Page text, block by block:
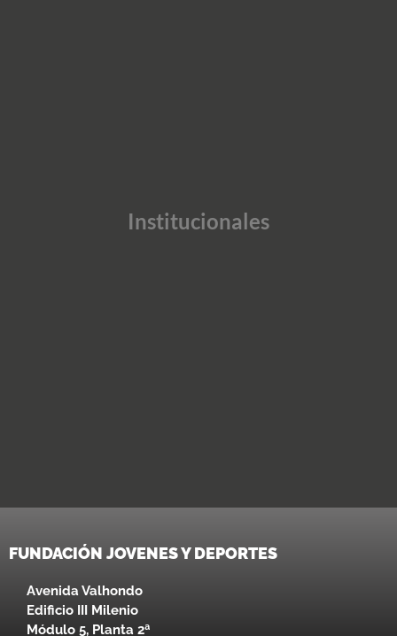
Institucionales
FUNDACIÓN JOVENES Y DEPORTES
Avenida Valhondo
Edificio III Milenio
Módulo 5, Planta 2ª